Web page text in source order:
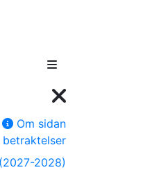
Om sidan
betraktelser
2028)